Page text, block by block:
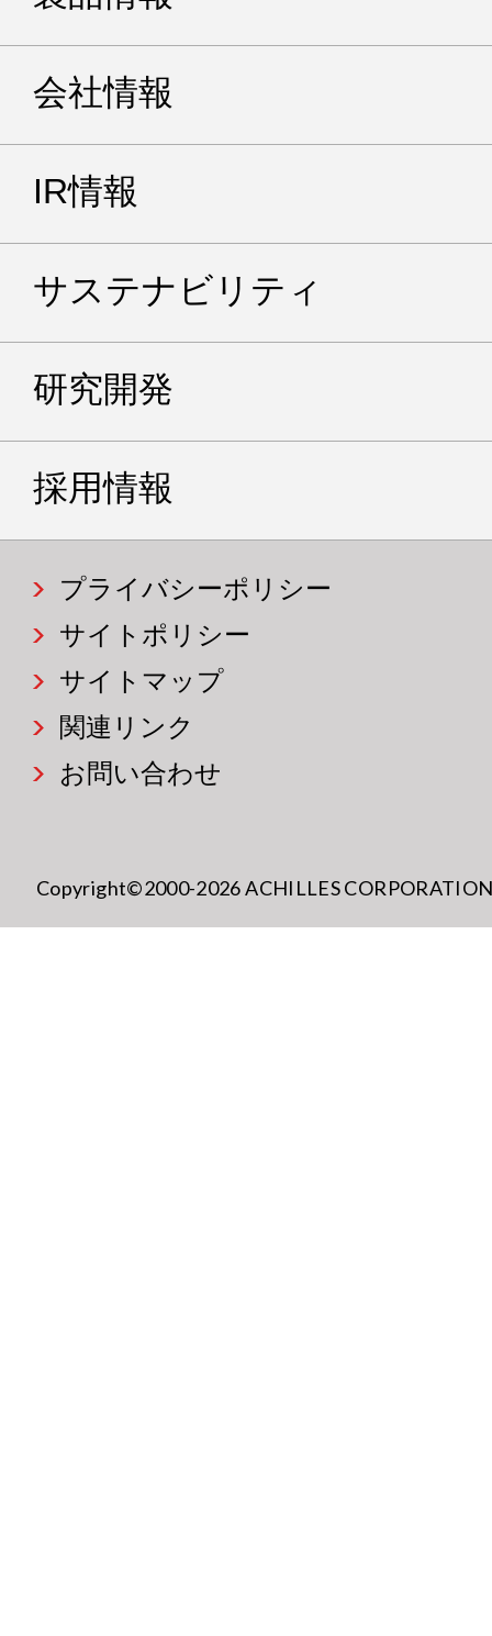
会社情報
IR情報
サステナビリティ
研究開発
採用情報
プライバシーポリシー
サイトポリシー
サイトマップ
関連リンク
お問い合わせ
Copyright©2000-2026 ACHILLES